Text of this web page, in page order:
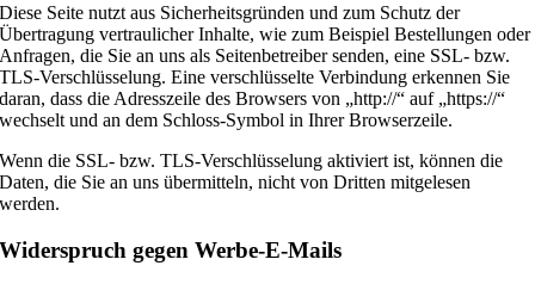
Diese Seite nutzt aus Sicherheitsgründen und zum Schutz der
Übertragung vertraulicher Inhalte, wie zum Beispiel Bestellungen oder
Anfragen, die Sie an uns als Seitenbetreiber senden, eine SSL- bzw.
TLS-Verschlüsselung. Eine verschlüsselte Verbindung erkennen Sie
daran, dass die Adresszeile des Browsers von „http://“ auf „https://“
wechselt und an dem Schloss-Symbol in Ihrer Browserzeile.
Wenn die SSL- bzw. TLS-Verschlüsselung aktiviert ist, können die
Daten, die Sie an uns übermitteln, nicht von Dritten mitgelesen
werden.
Widerspruch gegen Werbe-E-Mails